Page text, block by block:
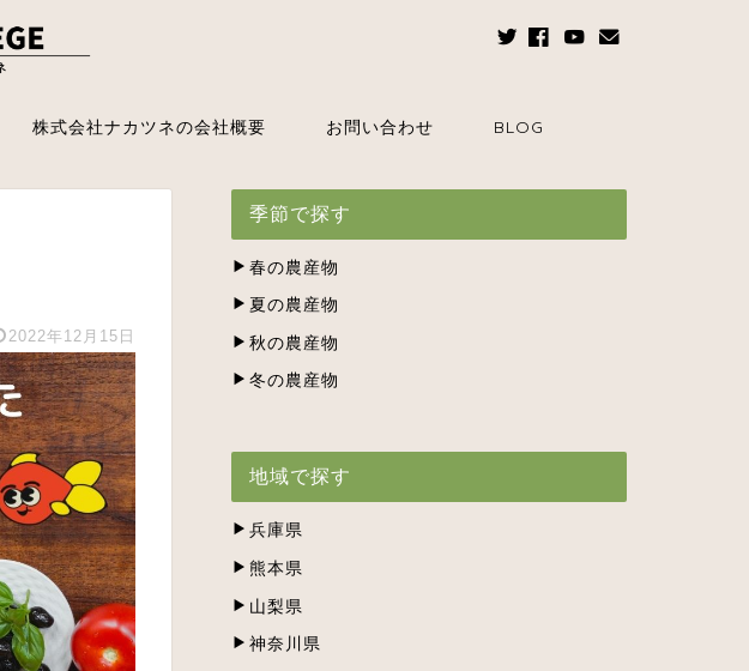
株式会社ナカツネの会社概要 お問い合わせ BLOG
2022年12月15日
季節で探す
春の農産物
夏の農産物
秋の農産物
冬の農産物
地域で探す
兵庫県
熊本県
山梨県
神奈川県